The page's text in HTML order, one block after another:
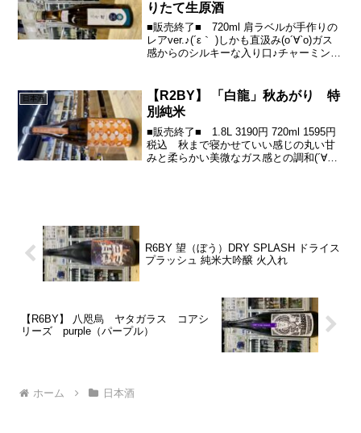
りたて生原酒
■販売終了■ 720ml 肩ラベルが手作りの
レアver.♪(´ε｀ )しかも直汲み(о´∀`о)ガス
感からのシルキーな入り口♪チャーミング
お酒を造られる( ´∀｀)...
日本酒
【R2BY】 「白龍」秋あがり 特
別純米
■販売終了■ 1.8L 3190円 720ml 1595円
税込 秋まで寝かせていい感じの丸い甘
みと柔らかい美微なガス感との調和(´∀｀
R6BY 望（ぼう）DRY SPLASH ドライス
プラッシュ 純米大吟醸 火入れ
【R6BY】 八咫烏 ヤタガラス コアシ
リーズ purple（パープル）
ホーム 日本酒